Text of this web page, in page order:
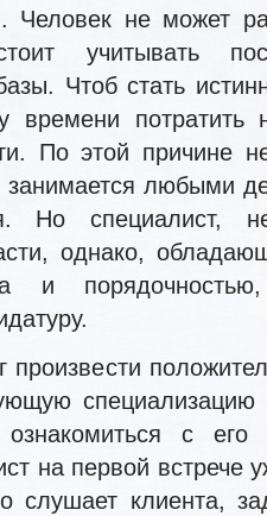
Человек не может
учитывать
Чтоб стать
времени потратить
По этой причине
занимается любыми
Но специалист,
однако,
и
произвести
ознакомиться с
на первой встрече
слушает клиента,